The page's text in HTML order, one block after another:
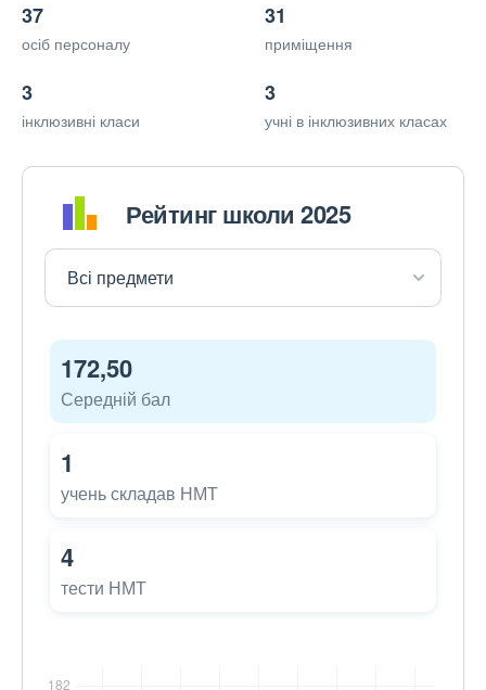
37
осіб персоналу
31
приміщення
3
інклюзивні класи
3
учні в інклюзивних класах
Рейтинг школи 2025
172,50
Середній бал
1
учень складав НМТ
4
тести НМТ